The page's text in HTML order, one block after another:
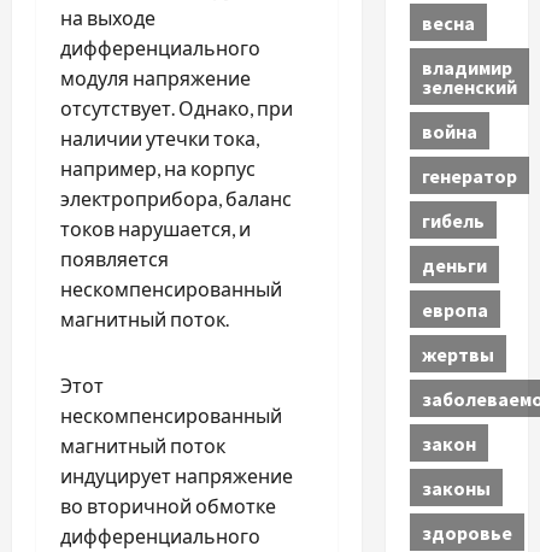
на выходе
дифференциального
модуля напряжение
отсутствует. Однако, при
наличии утечки тока,
например, на корпус
электроприбора, баланс
токов нарушается, и
появляется
нескомпенсированный
магнитный поток.
Этот
нескомпенсированный
магнитный поток
индуцирует напряжение
во вторичной обмотке
дифференциального
весна
владимир
зеленский
война
генератор
гибель
деньги
европа
жертвы
закон
законы
здоровье